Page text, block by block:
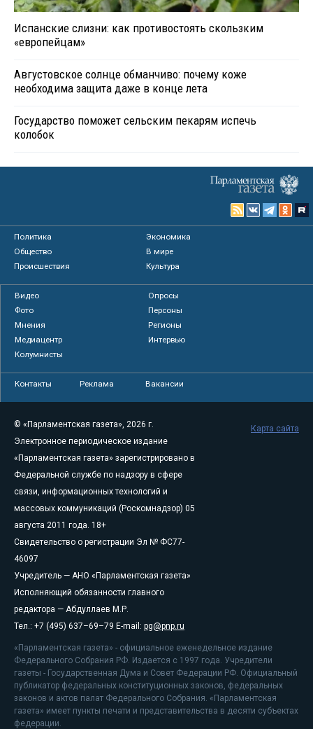
Испанские слизни: как противостоять скользким
«европейцам»
Августовское солнце обманчиво: почему коже
необходима защита даже в конце лета
Государство поможет сельским пекарям испечь
колобок
Политика
Экономика
Общество
В мире
Происшествия
Культура
Видео
Опросы
Фото
Персоны
Мнения
Регионы
Медиацентр
Интервью
Колумнисты
Контакты Реклама Вакансии
© «Парламентская газета», 2026 г.
Электронное периодическое издание
«Парламентская газета» зарегистрировано в
Федеральной службе по надзору в сфере
связи, информационных технологий и
массовых коммуникаций (Роскомнадзор) 05
августа 2011 года. 18+
Свидетельство о регистрации Эл № ФС77-
46097
Учредитель — АНО «Парламентская газета»
Исполняющий обязанности главного
редактора — Абдуллаев М.Р.
Тел.: +7 (495) 637–69–79 E-mail: pg@pnp.ru
«Парламентская газета» - официальное еженедельное издание
Федерального Собрания РФ. Издается с 1997 года. Учредители
газеты - Государственная Дума и Совет Федерации РФ. Официальный
публикатор федеральных конституционных законов, федеральных
законов и актов палат Федерального Собрания. «Парламентская
газета» имеет пункты печати и представительства в десяти субъектах
федерации.
Карта сайта